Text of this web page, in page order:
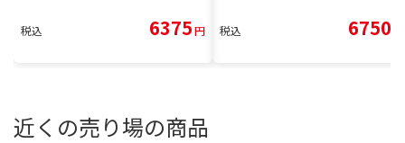
税込 6375円 税込 6750
近くの売り場の商品